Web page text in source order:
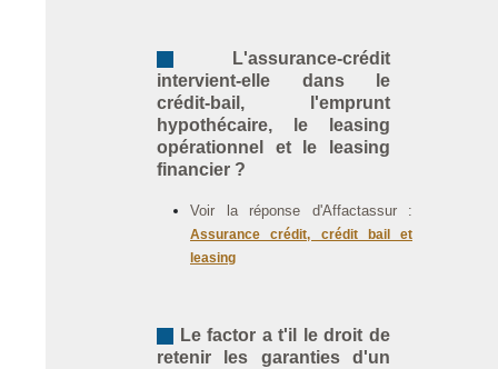
L'assurance-crédit
intervient-elle dans le
crédit-bail, l'emprunt
hypothécaire, le leasing
opérationnel et le leasing
financier ?
Voir la réponse d'Affactassur :
Assurance crédit, crédit bail et
leasing
Le factor a t'il le droit de
retenir les garanties d'un